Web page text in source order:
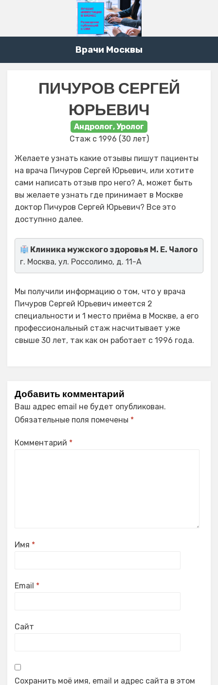
Врачи Москвы
ПИЧУРОВ СЕРГЕЙ
ЮРЬЕВИЧ
Андролог, Уролог
Стаж с 1996 (30 лет)
Желаете узнать какие отзывы пишут пациенты
на врача Пичуров Сергей Юрьевич, или хотите
сами написать отзыв про него? А, может быть
вы желаете узнать где принимает в Москве
доктор Пичуров Сергей Юрьевич? Все это
доступнно далее.
Клиника мужского здоровья М. Е. Чалого
г. Москва, ул. Россолимо, д. 11-А
Мы получили информацию о том, что у врача
Пичуров Сергей Юрьевич имеется 2
специальности и 1 место приёма в Москве, а его
профессиональный стаж насчитывает уже
свыше 30 лет, так как он работает с 1996 года.
Добавить комментарий
Ваш адрес email не будет опубликован.
Обязательные поля помечены *
Комментарий *
Имя *
Email *
Сайт
Сохранить моё имя, email и адрес сайта в этом